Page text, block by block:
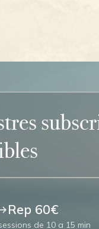
Rep 60€
de 10 a 15 min